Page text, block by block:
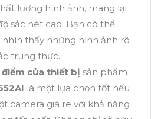
lượng hình ảnh, mang lại
sắc nét cao. Bạn có thể
thấy những hình ảnh rõ
trung thực.
của thiết bị sản phẩm
là một lựa chọn tốt nếu
camera giá re với khả năng